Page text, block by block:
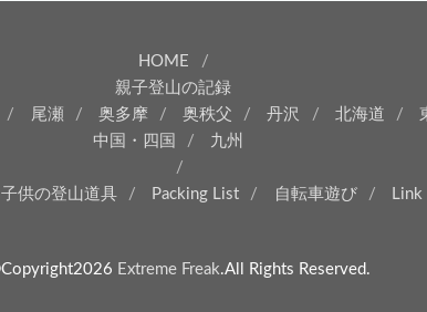
HOME
親子登山の記録
尾瀬 奥多摩 奥秩父 丹沢 北海道
中国・四国
九州
子供の登山道具 Packing List 自転車遊び Link
Extreme Freak.All Rights Reserved.